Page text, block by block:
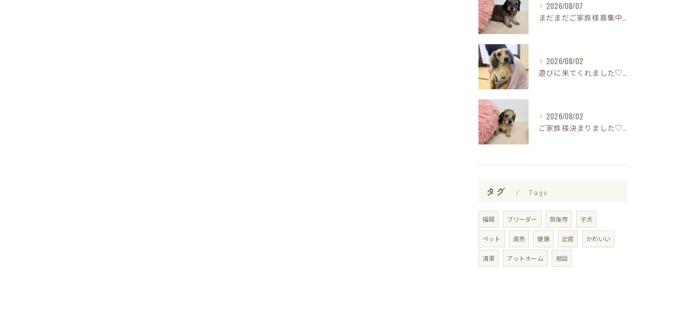
2026/08/07
まだまだご家族様募集中です(*'▽'*)
2026/08/02
遊びに来てくれました♡(о´∀`о)
2026/08/02
ご家族様決まりました♡♪
タグ Tags
福岡 ブリーダー 筑後市 子犬
ペット 直売 健康 出産 かわいい
清潔 アットホーム 相談